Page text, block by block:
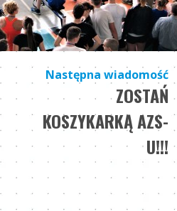
Następna wiadomość
ZOSTAŃ
KOSZYKARKĄ AZS-
U!!!